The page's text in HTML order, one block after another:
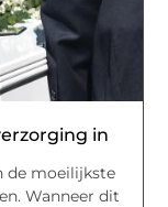
in
de moeilijkste
Wanneer dit